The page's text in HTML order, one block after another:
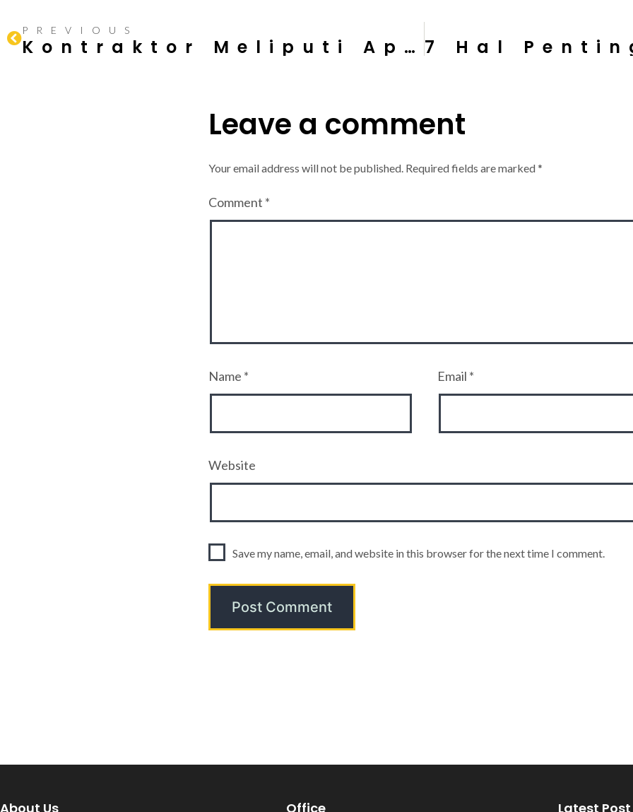
PREVIOUS
Kontraktor Meliputi Apa Saja?
Leave a comment
Your email address will not be published. Required fields are marked*
Comment *
Name * Email *
Website
Save my name, email, and website in this browser for the next time I comment.
About Us Office Latest Post